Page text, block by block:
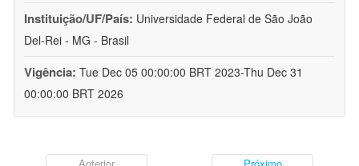
Instituição/UF/País: Universidade Federal de São João
Del-Rei - MG - Brasil
Vigência: Tue Dec 05 00:00:00 BRT 2023-Thu Dec 31
00:00:00 BRT 2026